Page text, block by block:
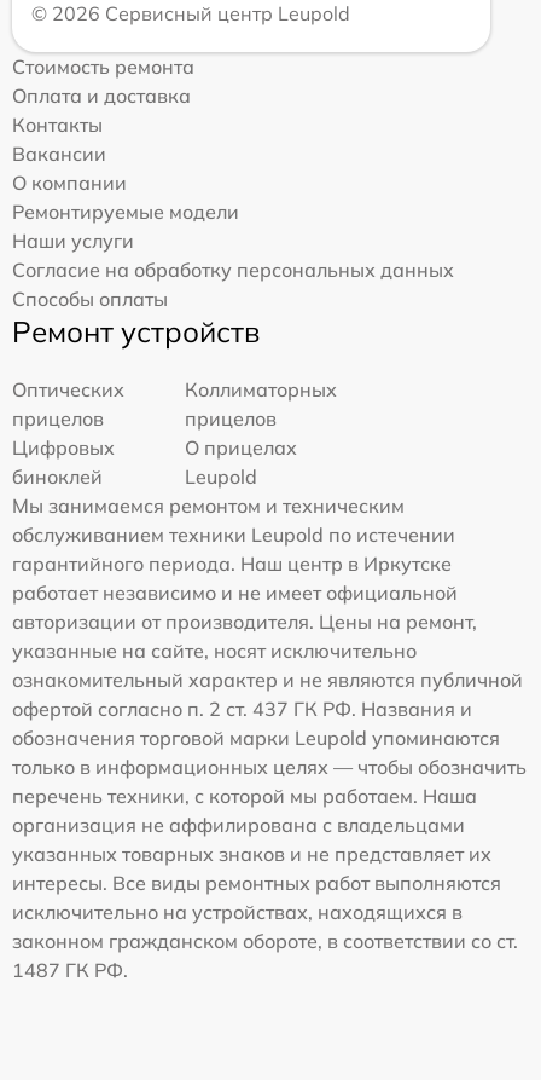
© 2026 Сервисный центр Leupold
Стоимость ремонта
Оплата и доставка
Контакты
Вакансии
О компании
Ремонтируемые модели
Наши услуги
Согласие на обработку персональных данных
Способы оплаты
Ремонт устройств
Оптических
прицелов
Коллиматорных
прицелов
Цифровых
биноклей
О прицелах
Leupold
Мы занимаемся ремонтом и техническим
обслуживанием техники Leupold по истечении
гарантийного периода. Наш центр в Иркутске
работает независимо и не имеет официальной
авторизации от производителя. Цены на ремонт,
указанные на сайте, носят исключительно
ознакомительный характер и не являются публичной
офертой согласно п. 2 ст. 437 ГК РФ. Названия и
обозначения торговой марки Leupold упоминаются
только в информационных целях — чтобы обозначить
перечень техники, с которой мы работаем. Наша
организация не аффилирована с владельцами
указанных товарных знаков и не представляет их
интересы. Все виды ремонтных работ выполняются
исключительно на устройствах, находящихся в
законном гражданском обороте, в соответствии со ст.
1487 ГК РФ.